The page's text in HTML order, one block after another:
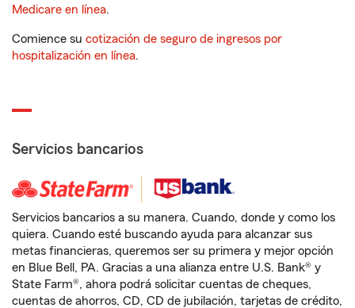
Medicare en línea.
Comience su cotización de seguro de ingresos por
hospitalización en línea.
Servicios bancarios
Servicios bancarios a su manera. Cuando, donde y como los
quiera. Cuando esté buscando ayuda para alcanzar sus
metas financieras, queremos ser su primera y mejor opción
en Blue Bell, PA. Gracias a una alianza entre U.S. Bank® y
State Farm®, ahora podrá solicitar cuentas de cheques,
cuentas de ahorros, CD, CD de jubilación, tarjetas de crédito,